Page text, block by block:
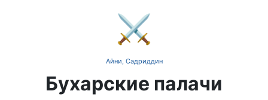
⚔️
Айни, Садриддин
Бухарские палачи